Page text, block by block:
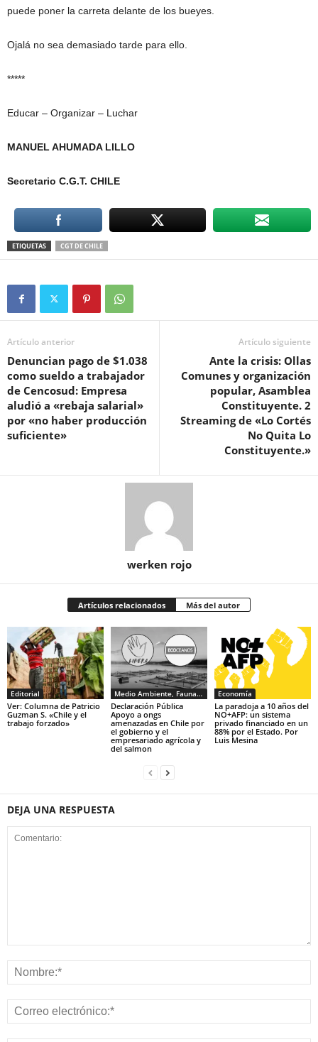
puede poner la carreta delante de los bueyes.
Ojalá no sea demasiado tarde para ello.
*****
Educar – Organizar – Luchar
MANUEL AHUMADA LILLO
Secretario C.G.T. CHILE
ETIQUETAS CGT DE CHILE
Artículo anterior
Denuncian pago de $1.038
como sueldo a trabajador
de Cencosud: Empresa
aludió a «rebaja salarial»
por «no haber producción
suficiente»
Artículo siguiente
Ante la crisis: Ollas
Comunes y organización
popular, Asamblea
Constituyente. 2
Streaming de «Lo Cortés
No Quita Lo
Constituyente.»
werken rojo
Artículos relacionados Más del autor
Editorial
Ver: Columna de Patricio
Guzman S. «Chile y el
trabajo forzado»
Medio Ambiente, Fauna y Sociedad
Declaración Pública
Apoyo a ongs
amenazadas en Chile por
el gobierno y el
empresariado agrícola y
del salmon
Economía
La paradoja a 10 años del
NO+AFP: un sistema
privado financiado en un
88% por el Estado. Por
Luis Mesina
DEJA UNA RESPUESTA